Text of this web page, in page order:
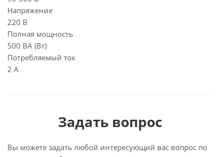
Напряжение
220 В
Полная мощность
500 ВА (Вт)
Потребляемый ток
2 А
Задать вопрос
Вы можете задать любой интересующий вас вопрос по